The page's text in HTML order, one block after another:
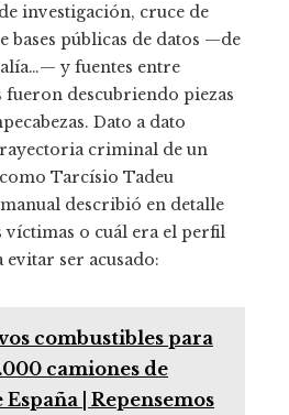
investigación, cruce de
bases públicas de datos —de
y fuentes entre
fueron descubriendo piezas
Dato a dato
criminal de un
Tarcísio Tadeu
describió en detalle
víctimas o cuál era el perfil
ser acusado:
combustibles para
camiones de
| Repensemos